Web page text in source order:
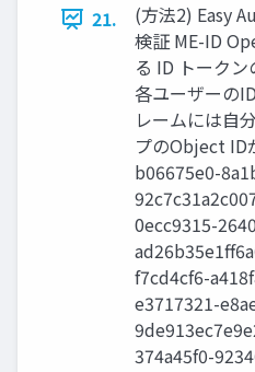
21.
(方法2) Easy
検証 ME-ID
る ID トーク
各ユーザーの
レームには自
プのObject ID
b06675e0-
0ecc9315-
f7cd4cf6-
e3717321-
374a45f0-